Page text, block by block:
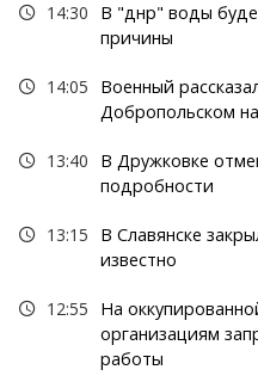
14:30
В "днр" воды
причины
14:05
Военный
Добропольском
13:40
В Дружковке
подробности
13:15
В Славянске
известно
12:55
На
организациям
работы